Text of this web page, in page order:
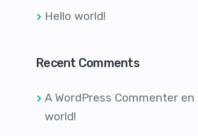
Hello world!
Recent Comments
A WordPress Commenter en
world!